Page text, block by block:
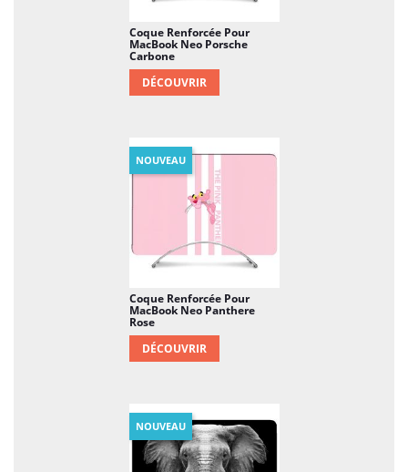
Coque Renforcée Pour
MacBook Neo Porsche
Carbone
DÉCOUVRIR
Coque Renforcée Pour
MacBook Neo Panthere
Rose
DÉCOUVRIR
NOUVEAU
NOUVEAU